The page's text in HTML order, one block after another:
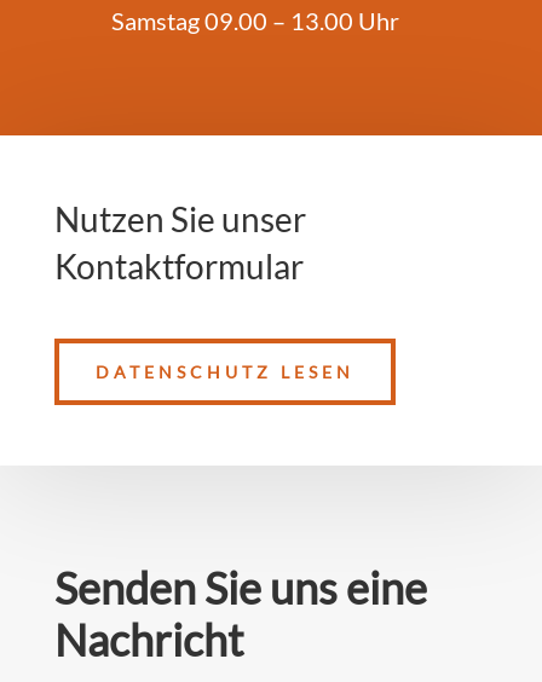
Samstag 09.00 – 13.00 Uhr
Nutzen Sie unser
Kontaktformular
DATENSCHUTZ LESEN
Senden Sie uns eine
Nachricht